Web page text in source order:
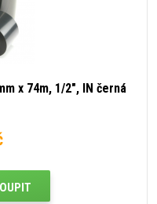
x 74m, 1/2", IN černá